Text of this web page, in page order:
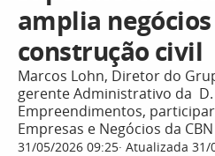
amplia
construção civil
Marcos Lohn, Diretor do
gerente Administrativo da
Empreendimentos,
Empresas e Negócios da
31/05/2026 09:25 Atualizada 31/